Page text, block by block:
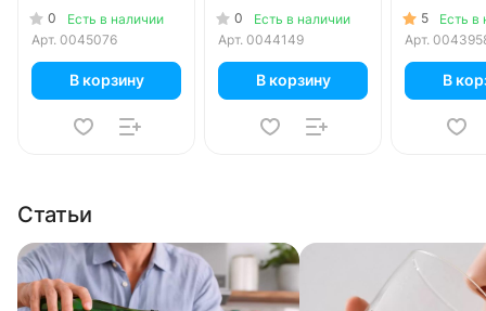
0
Есть в наличии
Арт. 0045076
В корзину
1.5 литра, газ, пэт,
6 шт. в уп.
0
Есть в наличии
Арт. 0044149
В корзину
литра,
шт. в уп.
5
Есть в
Арт.
В
Статьи